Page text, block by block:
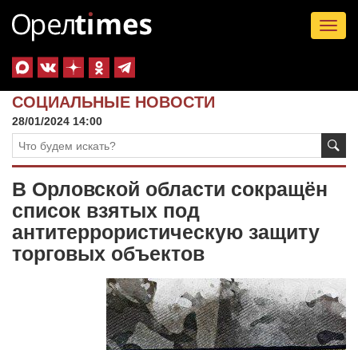
СОЦИАЛЬНЫЕ НОВОСТИ
28/01/2024 14:00
В Орловской области сокращён
список взятых под
антитеррористическую защиту
торговых объектов